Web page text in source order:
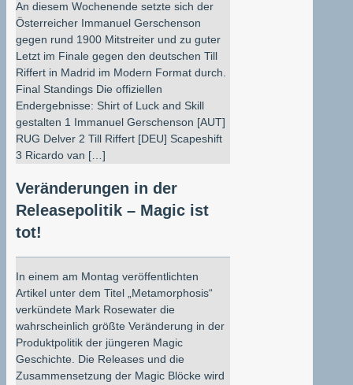
An diesem Wochenende setzte sich der
Österreicher Immanuel Gerschenson
gegen rund 1900 Mitstreiter und zu guter
Letzt im Finale gegen den deutschen Till
Riffert in Madrid im Modern Format durch.
Final Standings Die offiziellen
Endergebnisse: Shirt of Luck and Skill
gestalten 1 Immanuel Gerschenson [AUT]
RUG Delver 2 Till Riffert [DEU] Scapeshift
3 Ricardo van […]
Veränderungen in der
Releasepolitik – Magic ist
tot!
In einem am Montag veröffentlichten
Artikel unter dem Titel „Metamorphosis“
verkündete Mark Rosewater die
wahrscheinlich größte Veränderung in der
Produktpolitik der jüngeren Magic
Geschichte. Die Releases und die
Zusammensetzung der Magic Blöcke wird